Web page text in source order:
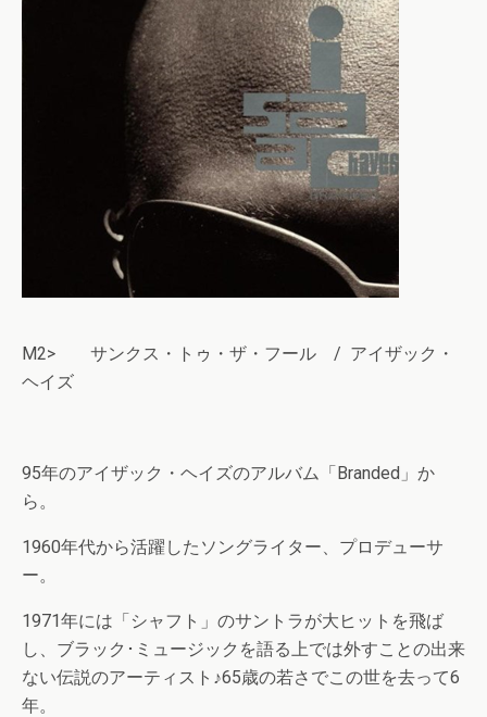
M2> サンクス・トゥ・ザ・フール / アイザック・
ヘイズ
95年のアイザック・ヘイズのアルバム「Branded」か
ら。
1960年代から活躍したソングライター、プロデューサ
ー。
1971年には「シャフト」のサントラが大ヒットを飛ば
し、ブラック･ミュージックを語る上では外すことの出来
ない伝説のアーティスト♪65歳の若さでこの世を去って6
年。